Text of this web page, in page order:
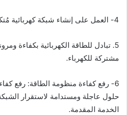
4- العمل على إنشاء شبكة كهربائية مُتكاملة تربط بين الدولتين.
5. تبادل للطاقة الكهربائية بكفاءة
مشتركة للكهرباء.
6- رفع كفاءة منظومة الطاقة: رفع
حلول عاجلة ومستدامة لاستقرار
الخدمة المقدمة.